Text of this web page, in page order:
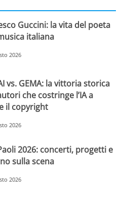
Guccini: la vita del poeta
italiana
2026
vs. GEMA: la vittoria storica
che costringe l’IA a
il copyright
2026
2026: concerti, progetti e
sulla scena
2026